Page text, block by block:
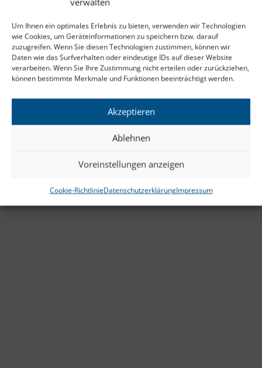
Um Ihnen ein optimales Erlebnis zu bieten, verwenden wir Technologien
wie Cookies, um Geräteinformationen zu speichern bzw. darauf
zuzugreifen. Wenn Sie diesen Technologien zustimmen, können wir
Daten wie das Surfverhalten oder eindeutige IDs auf dieser Website
verarbeiten. Wenn Sie Ihre Zustimmung nicht erteilen oder zurückziehen,
können bestimmte Merkmale und Funktionen beeinträchtigt werden.
Akzeptieren
Ablehnen
Voreinstellungen anzeigen
Cookie-RichtlinieDatenschutzerklärungImpressum